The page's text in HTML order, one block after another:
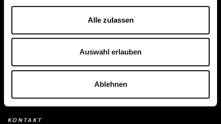
Alle zulassen
Auswahl erlauben
Ablehnen
Kreatin Wissen
KONTAKT